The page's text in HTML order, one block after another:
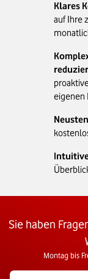
Klares
auf Ihre
eigenen
Sie haben
Montag bis